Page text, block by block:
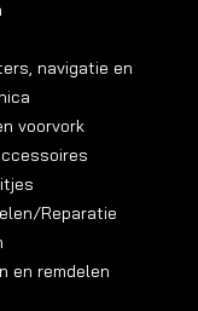
navigatie en
voorvork
Reparatie
en remdelen